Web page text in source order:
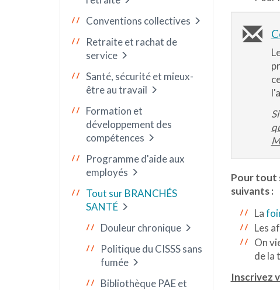
Conventions collectives
Retraite et rachat de
service
Santé, sécurité et mieux-
être au travail
Formation et
développement des
compétences
Programme d'aide aux
employés
Tout sur BRANCHÉS
SANTÉ
Douleur chronique
Politique du CISSS sans
fumée
Bibliothèque PAE et
Pour tout
suivants :
La
Les
On
de la
Inscrivez